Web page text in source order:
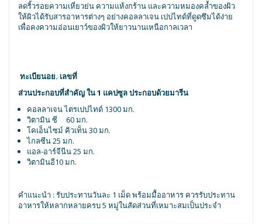
ลดริ้วรอยความเหี่ยวย่น ความแห้งกร้าน และความหมองคล้ำของผิว
ให้ผิวได้รับสารอาหารต่างๆ อย่างคอลลาเจน เปปไทด์ที่ดูดซึมได้ง่าย
เพื่อคงความอ่อนเยาว์ของผิวให้ยาวนานเหนือกาลเวลา
ทะเบียนอย. เลขที่
ส่วนประกอบที่สำคัญ ใน 1 แคปซูล ประกอบด้วยมารีน
คอลลาเจน ไตรเปปไทด์ 1300 มก.
วิตามิน ซี 60 มก.
โคเอ็นไซม์ คิวเท็น 30 มก.
ไกลซีน 25 มก.
แอล-อาร์จีนีน 25 มก.
วิตามินอี10 มก.
คำแนะนำ : รับประทานวันละ 1 เม็ด พร้อมมื้ออาหาร ควรรับประทาน
อาหารให้หลากหลายครบ 5 หมู่ในสัดส่วนที่เหมาะสมเป็นประจำ